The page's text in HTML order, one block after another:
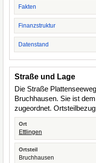
Fakten
Finanzstruktur
Datenstand
Straße und Lage
Die Straße
Bruchhausen. Sie ist
zugeordnet.
Ort
Ettlingen
Ortsteil
Bruchhausen